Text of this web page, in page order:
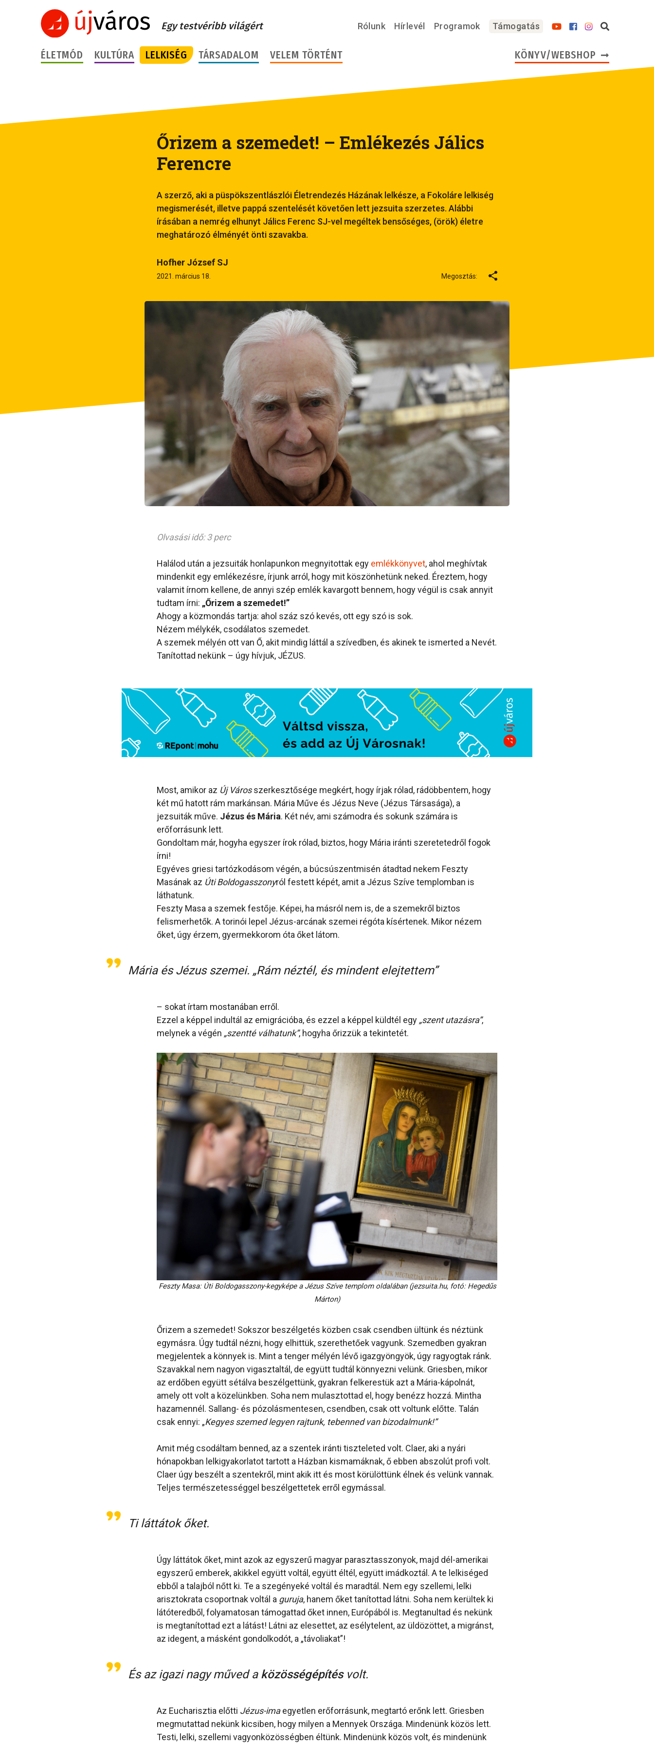
Egy testvéribb világért Rólunk Hírlevél Programok Támogatás
ÉLETMÓD KULTÚRA LELKISÉG TÁRSADALOM VELEM TÖRTÉNT KÖNYV/WEBSHOP
Őrizem a szemedet! – Emlékezés Jálics
Ferencre
A szerző, aki a püspökszentlászlói Életrendezés Házának lelkésze, a Fokoláre lelkiség
megismerését, illetve pappá szentelését követően lett jezsuita szerzetes. Alábbi
írásában a nemrég elhunyt Jálics Ferenc SJ-vel megéltek bensőséges, (örök) életre
meghatározó élményét önti szavakba.
Hofher József SJ
2021. március 18. Megosztás:
Olvasási idő: 3 perc
Halálod után a jezsuiták honlapunkon megnyitottak egy emlékkönyvet, ahol meghívtak
mindenkit egy emlékezésre, írjunk arról, hogy mit köszönhetünk neked. Éreztem, hogy
valamit írnom kellene, de annyi szép emlék kavargott bennem, hogy végül is csak annyit
tudtam írni: „Őrizem a szemedet!”
Ahogy a közmondás tartja: ahol száz szó kevés, ott egy szó is sok.
Nézem mélykék, csodálatos szemedet.
A szemek mélyén ott van Ő, akit mindig láttál a szívedben, és akinek te ismerted a Nevét.
Tanítottad nekünk – úgy hívjuk, JÉZUS.
Most, amikor az Új Városszerkesztősége megkért, hogy írjak rólad, rádöbbentem, hogy
két mű hatott rám markánsan. Mária Műve és Jézus Neve (Jézus Társasága), a
jezsuiták műve. Jézus és Mária. Két név, ami számodra és sokunk számára is
erőforrásunk lett.
Gondoltam már, hogyha egyszer írok rólad, biztos, hogy Mária iránti szeretetedről fogok
írni!
Egyéves griesi tartózkodásom végén, a búcsúszentmisén átadtad nekem Feszty
Masának az Úti Boldogasszonyról festett képét, amit a Jézus Szíve templomban is
láthatunk.
Feszty Masa a szemek festője. Képei, ha másról nem is, de a szemekről biztos
felismerhetők. A torinói lepel Jézus-arcának szemei régóta kísértenek. Mikor nézem
őket, úgy érzem, gyermekkorom óta őket látom.
Mária és Jézus szemei. „Rám néztél, és mindent elejtettem”
– sokat írtam mostanában erről.
Ezzel a képpel indultál az emigrációba, és ezzel a képpel küldtél egy „szent utazásra”,
melynek a végén „szentté válhatunk”, hogyha őrizzük a tekintetét.
Feszty Masa: Úti Boldogasszony-kegyképe a Jézus Szíve templom oldalában (jezsuita.hu, fotó: Hegedűs
Márton)
Őrizem a szemedet! Sokszor beszélgetés közben csak csendben ültünk és néztünk
egymásra. Úgy tudtál nézni, hogy elhittük, szerethetőek vagyunk. Szemedben gyakran
megjelentek a könnyek is. Mint a tenger mélyén lévő igazgyöngyök, úgy ragyogtak ránk.
Szavakkal nem nagyon vigasztaltál, de együtt tudtál könnyezni velünk. Griesben, mikor
az erdőben együtt sétálva beszélgettünk, gyakran felkerestük azt a Mária-kápolnát,
amely ott volt a közelünkben. Soha nem mulasztottad el, hogy benézz hozzá. Mintha
hazamennél. Sallang- és pózolásmentesen, csendben, csak ott voltunk előtte. Talán
csak ennyi: „Kegyes szemed legyen rajtunk, tebenned van bizodalmunk!”
Amit még csodáltam benned, az a szentek iránti tiszteleted volt. Claer, aki a nyári
hónapokban lelkigyakorlatot tartott a Házban kismamáknak, ő ebben abszolút profi volt.
Claer úgy beszélt a szentekről, mint akik itt és most körülöttünk élnek és velünk vannak.
Teljes természetességgel beszélgettetek erről egymással.
Ti láttátok őket.
Úgy láttátok őket, mint azok az egyszerű magyar parasztasszonyok, majd dél-amerikai
egyszerű emberek, akikkel együtt voltál, együtt éltél, együtt imádkoztál. A te lelkiséged
ebből a talajból nőtt ki. Te a szegényeké voltál és maradtál. Nem egy szellemi, lelki
arisztokrata csoportnak voltál a guruja, hanem őket tanítottad látni. Soha nem kerültek ki
látóteredből, folyamatosan támogattad őket innen, Európából is. Megtanultad és nekünk
is megtanítottad ezt a látást! Látni az elesettet, az esélytelent, az üldözöttet, a migránst,
az idegent, a másként gondolkodót, a „távoliakat”!
És az igazi nagy műved a közösségépítésvolt.
Az Eucharisztia előtti Jézus-imaegyetlen erőforrásunk, megtartó erőnk lett. Griesben
megmutattad nekünk kicsiben, hogy milyen a Mennyek Országa. Mindenünk közös lett.
Testi, lelki, szellemi vagyonközösségben éltünk. Mindenünk közös volt, és mindenünk